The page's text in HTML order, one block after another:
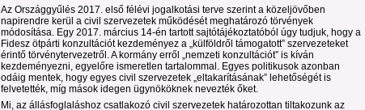
Az Országgyűlés 2017. első félévi jogalkotási terve szerint a közeljövőben
napirendre kerül a civil szervezetek működését meghatározó törvények
módosítása. Egy 2017. március 14-én tartott sajtótájékoztatóból úgy tudjuk, hogy a
Fidesz ötpárti konzultációt kezdeményez a „külföldről támogatott” szervezeteket
érintő törvénytervezetről. A kormány erről „nemzeti konzultációt” is kíván
kezdeményezni, egyelőre ismeretlen tartalommal. Egyes politikusok azonban
odáig mentek, hogy egyes civil szervezetek „eltakarításának” lehetőségét is
felvetették, míg mások idegen ügynököknek nevezték őket.
Mi, az állásfoglaláshoz csatlakozó civil szervezetek határozottan tiltakozunk az